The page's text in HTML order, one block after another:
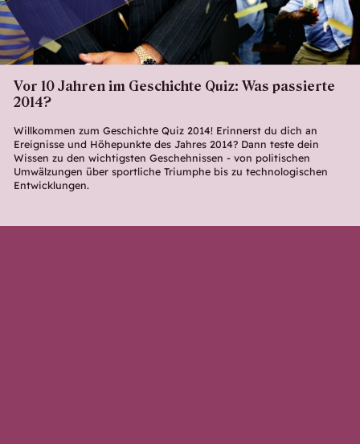
Vor 10 Jahren im Geschichte Quiz: Was passierte
2014?
Willkommen zum Geschichte Quiz 2014! Erinnerst du dich an
Ereignisse und Höhepunkte des Jahres 2014? Dann teste dein
Wissen zu den wichtigsten Geschehnissen - von politischen
Umwälzungen über sportliche Triumphe bis zu technologischen
Entwicklungen.